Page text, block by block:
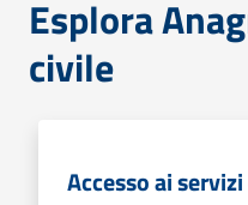
Esplora
civile
Accesso ai